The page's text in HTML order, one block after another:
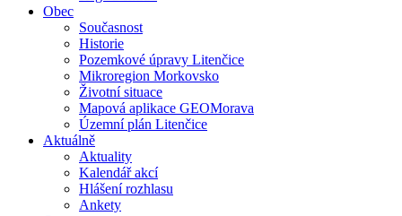
Obec
Současnost
Historie
Pozemkové úpravy Litenčice
Mikroregion Morkovsko
Životní situace
Mapová aplikace GEOMorava
Územní plán Litenčice
Aktuálně
Aktuality
Kalendář akcí
Hlášení rozhlasu
Ankety